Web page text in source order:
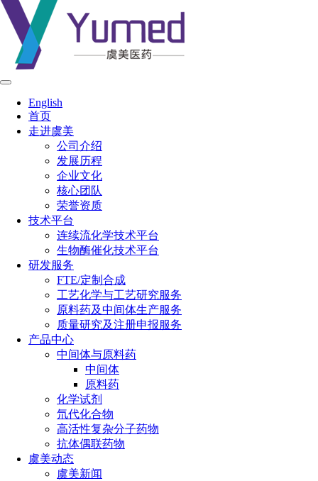
English
首页
走进虞美
公司介绍
发展历程
企业文化
核心团队
荣誉资质
技术平台
连续流化学技术平台
生物酶催化技术平台
研发服务
FTE/定制合成
工艺化学与工艺研究服务
原料药及中间体生产服务
质量研究及注册申报服务
产品中心
中间体与原料药
中间体
原料药
化学试剂
氘代化合物
高活性复杂分子药物
抗体偶联药物
虞美动态
虞美新闻